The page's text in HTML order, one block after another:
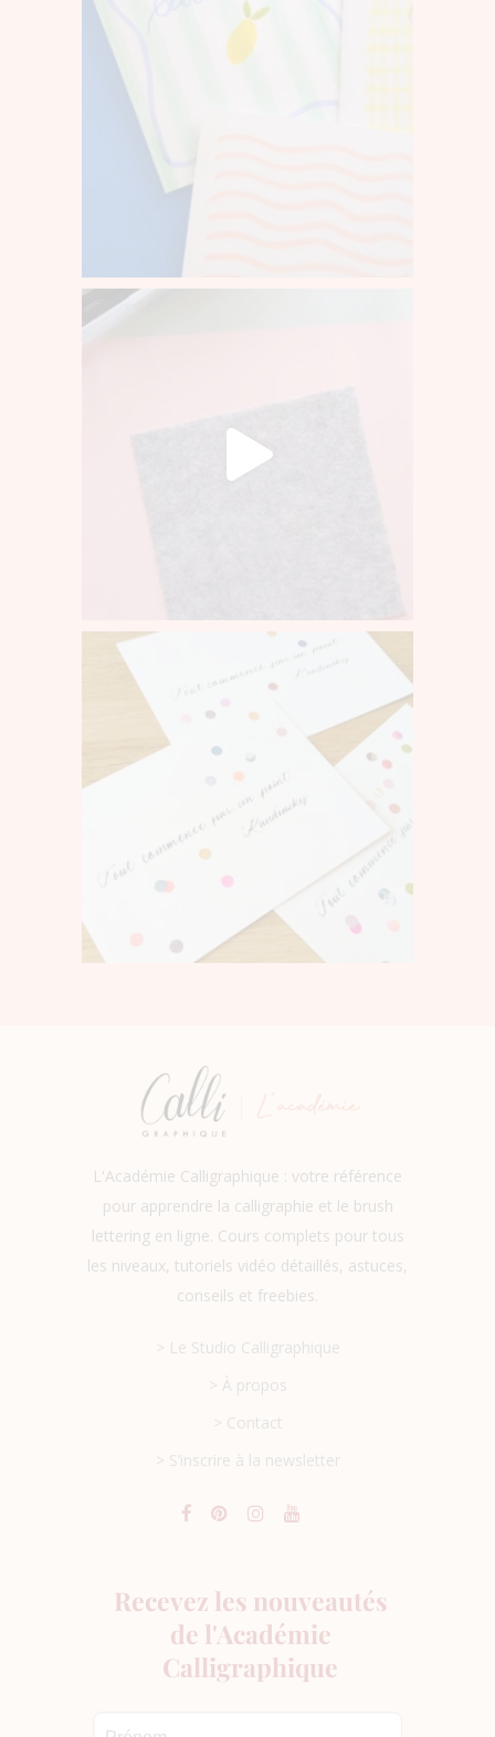
L'Académie Calligraphique : votre référence
pour apprendre la calligraphie et le brush
lettering en ligne. Cours complets pour tous
les niveaux, tutoriels vidéo détaillés, astuces,
conseils et freebies.
> Le Studio Calligraphique
> À propos
> Contact
> S’inscrire à la newsletter